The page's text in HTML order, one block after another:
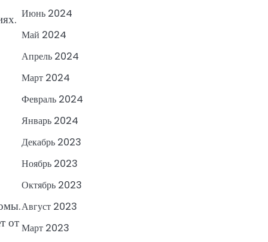
от
Июнь 2024
Май 2024
Апрель 2024
Март 2024
Февраль 2024
Январь 2024
Декабрь 2023
Ноябрь 2023
Октябрь 2023
Август 2023
Март 2023